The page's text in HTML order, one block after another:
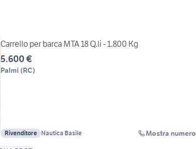
Carrello per barca MTA 18 Q.li - 1.800 Kg
5.600 €
Palmi (RC)
Rivenditore Nautica Basile Mostra numero